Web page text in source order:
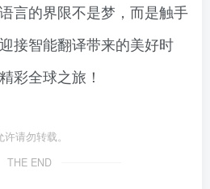
言的界限不是梦，而是触手
接智能翻译带来的美好时
彩全球之旅！
请勿转载。
THE END